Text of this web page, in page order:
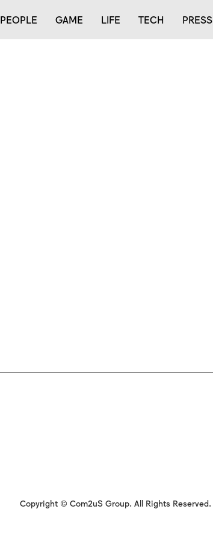
PEOPLE GAME LIFE TECH PRESS
Copyright © Com2uS Group. All Rights Reserved.